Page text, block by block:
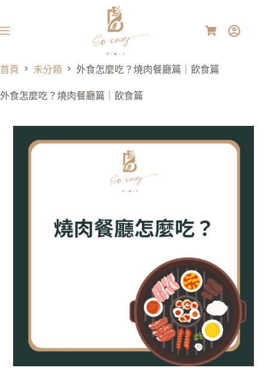
首頁 未分類 外食怎麼吃？燒肉餐廳篇｜飲食篇
外食怎麼吃？燒肉餐廳篇｜飲食篇